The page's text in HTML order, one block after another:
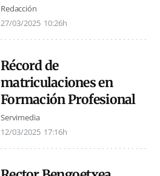
Redacción
27/03/2025 10:26h
Récord de
matriculaciones en
Formación Profesional
Servimedia
12/03/2025 17:16h